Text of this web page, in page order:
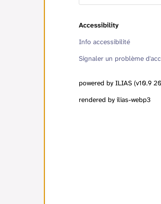
Accessibility
Info accessibilité
Signaler un problème
powered by ILIAS (v10.9
rendered by ilias-webp3